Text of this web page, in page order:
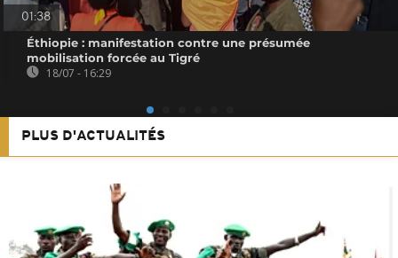
01:38
Éthiopie : manifestation contre une présumée
mobilisation forcée au Tigré
18/07 - 16:29
PLUS D'ACTUALITÉS